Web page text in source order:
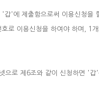
'에 제출함으로써 이용신청을
로 이용신청을 하여야 하며, 1
로 제6조와 같이 신청하면 '갑